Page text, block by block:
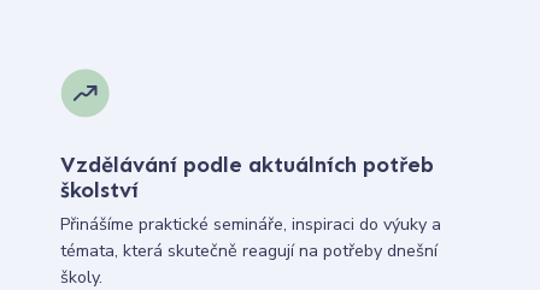
Vzdělávání podle aktuálních potřeb
školství
Přinášíme praktické semináře, inspiraci do výuky a
témata, která skutečně reagují na potřeby dnešní
školy.